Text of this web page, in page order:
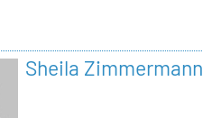
Sheila Zimmermann